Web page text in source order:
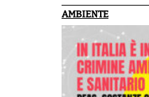
aumentano i
dati sei
“Ecogiustizia
inquinato” .
AMBIENTE